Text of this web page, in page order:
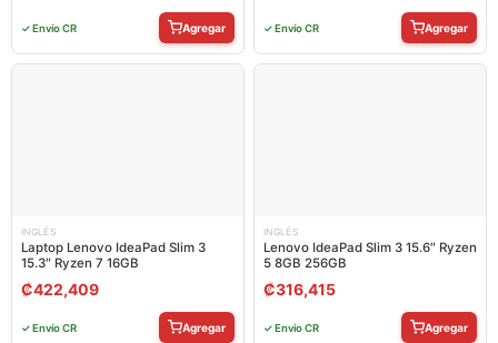
✓ Envío CR Agregar ✓ Envío CR Agregar
INGLÉS
Laptop Lenovo IdeaPad Slim 3
15.3″ Ryzen 7 16GB
₡422,409
✓ Envío CR Agregar
INGLÉS
Lenovo IdeaPad Slim 3 15.6″ Ryzen
5 8GB 256GB
₡316,415
✓ Envío CR Agregar